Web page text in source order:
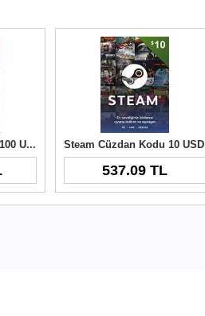
Steam Cüzdan Kodu 100 USD Steam Cüzdan Kodu 10 USD
537.09 TL